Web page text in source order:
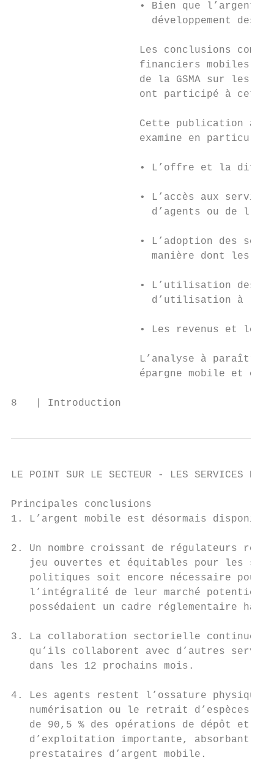
• Bien que l’argent
développement des
Les conclusions
financiers mobiles
de la GSMA sur les
ont participé à cette
Cette publication a
examine en
• L’offre et la
• L’accès aux
d’agents ou de
• L’adoption des
manière dont les
• L’utilisation des
d’utilisation à la
• Les revenus et les
L’analyse à paraître
épargne mobile et
8   | Introduction
LE POINT SUR LE SECTEUR - LES SERVICES
Principales conclusions
1. L’argent mobile est désormais
2. Un nombre croissant de régulateurs
jeu ouvertes et équitables pour les
politiques soit encore nécessaire pour
l’intégralité de leur marché potentiel
possédaient un cadre réglementaire
3. La collaboration sectorielle continue de
qu’ils collaborent avec d’autres
   dans les 12 prochains mois.
4. Les agents restent l’ossature physique
numérisation ou le retrait d’espèces
de 90,5 % des opérations de dépôt et
d’exploitation importante, absorbant
   prestataires d’argent mobile.